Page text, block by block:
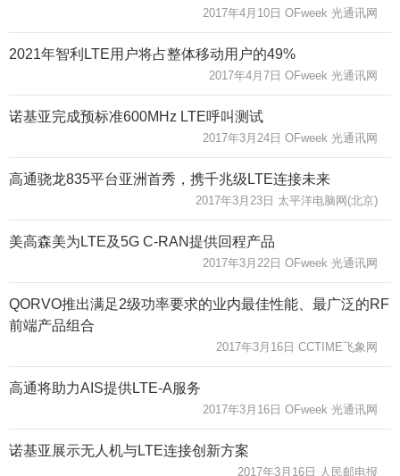
2017年4月10日 OFweek 光通讯网
2021年智利LTE用户将占整体移动用户的49%
2017年4月7日 OFweek 光通讯网
诺基亚完成预标准600MHz LTE呼叫测试
2017年3月24日 OFweek 光通讯网
高通骁龙835平台亚洲首秀，携千兆级LTE连接未来
2017年3月23日 太平洋电脑网(北京)
美高森美为LTE及5G C-RAN提供回程产品
2017年3月22日 OFweek 光通讯网
QORVO推出满足2级功率要求的业内最佳性能、最广泛的RF
前端产品组合
2017年3月16日 CCTIME飞象网
高通将助力AIS提供LTE-A服务
2017年3月16日 OFweek 光通讯网
诺基亚展示无人机与LTE连接创新方案
2017年3月16日 人民邮电报